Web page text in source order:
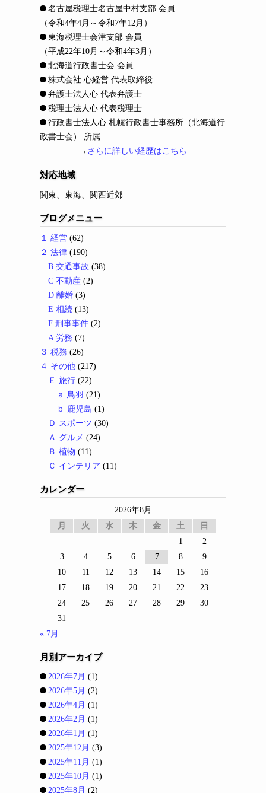
名古屋税理士名古屋中村支部 会員
（令和4年4月～令和7年12月）
東海税理士会津支部 会員
（平成22年10月～令和4年3月）
北海道行政書士会 会員
株式会社 心経営 代表取締役
弁護士法人心 代表弁護士
税理士法人心 代表税理士
行政書士法人心 札幌行政書士事務所（北海道行
政書士会） 所属
→ さらに詳しい経歴はこちら
対応地域
関東、東海、関西近郊
ブログメニュー
１ 経営 (62)
２ 法律 (190)
B 交通事故 (38)
C 不動産 (2)
D 離婚 (3)
E 相続 (13)
F 刑事事件 (2)
A 労務 (7)
３ 税務 (26)
４ その他 (217)
Ｅ 旅行 (22)
ａ 鳥羽 (21)
ｂ 鹿児島 (1)
Ｄ スポーツ (30)
Ａ グルメ (24)
Ｂ 植物 (11)
Ｃ インテリア (11)
カレンダー
2026年8月
月
火 水 木 金 土
日
1
2
3
4 5 6 7 8
9
10
11 12 13 14 15
16
17
18 19 20 21 22
23
24
25 26 27 28 29
30
31
« 7月
月別アーカイブ
2026年7月 (1)
2026年5月 (2)
2026年4月 (1)
2026年2月 (1)
2026年1月 (1)
2025年12月 (3)
2025年11月 (1)
2025年10月 (1)
2025年8月 (2)